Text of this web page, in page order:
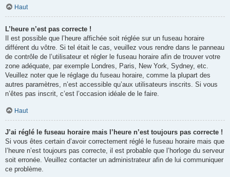
Haut
L’heure n’est pas correcte !
Il est possible que l’heure affichée soit réglée sur un fuseau horaire
différent du vôtre. Si tel était le cas, veuillez vous rendre dans le panneau
de contrôle de l’utilisateur et régler le fuseau horaire afin de trouver votre
zone adéquate, par exemple Londres, Paris, New York, Sydney, etc.
Veuillez noter que le réglage du fuseau horaire, comme la plupart des
autres paramètres, n’est accessible qu’aux utilisateurs inscrits. Si vous
n’êtes pas inscrit, c’est l’occasion idéale de le faire.
Haut
J’ai réglé le fuseau horaire mais l’heure n’est toujours pas correcte !
Si vous êtes certain d’avoir correctement réglé le fuseau horaire mais que
l’heure n’est toujours pas correcte, il est probable que l’horloge du serveur
soit erronée. Veuillez contacter un administrateur afin de lui communiquer
ce problème.